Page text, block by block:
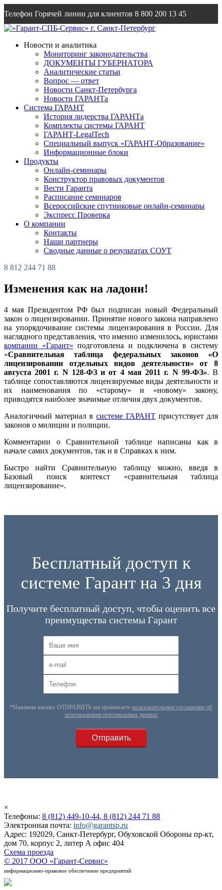
Телефон Горячей линии для клиентов 8 800 200 13 45
Emailinfo@garantsp.ru
Новости и аналитика
Мониторинг законодательства
ДОКУМЕНТЫ ГУБЕРНАТОРА
Аналитические статьи
Вопрос — ответ
Новости Санкт-Петербурга
Новости ГАРАНТа
Система ГАРАНТ
История лидерства ГАРАНТа
Комплекты системы ГАРАНТ
ГАРАНТ-LegalTech
Специальный выпуск «ГАРАНТ-Образование»
Информационные блоки
Продукты
Онлайн-семинары
Конструктор правовых документов
Вести Гаранта
Расписание семинаров
Всероссийские спутниковые онлайн-семинары
Экспресс Проверка
О компании
Контакты
Наши партнеры
Сводные данные о результатах СОУТ
8 812 244 71 88
Изменения как на ладони!
4 мая Президентом РФ был подписан новый Федеральный
закон о лицензировании. Принятие нового закона направлено
на упорядочивание системы лицензирования в России. Для
наглядного представления, что именно изменилось, юристами
компании «Гарант» подготовлена и подключена в систему
«Сравнительная таблица федеральных законов «О
лицензировании отдельных видов деятельности» от 8
августа 2001 г. N 128-ФЗ и от 4 мая 2011 г. N 99-ФЗ». В
таблице сопоставляются лицензируемые виды деятельности и
их наименования по «старому» и «новому» закону,
приводятся наиболее значимые отличия двух документов.
Аналогичный материал в системе ГАРАНТ присутствует для
законов о милиции и полиции.
Комментарии о Сравнительной таблице написаны как в
начале самих документов, так и в Справках к ним.
Быстро найти Сравнительную таблицу можно, введя в
Базовый поиск контекст «сравнительная таблица
лицензирование».
Бесплатный доступ к
системе Гарант на 3 дня
Получите бесплатный доступ, чтобы оценить все
преимущества системы Гарант
*Нажимая кнопку ОТПРАВИТЬ вы принимаете пользовательское соглашение об
использовании персональных данных
×
Телефоны: 8 (812) 449-10-44, 8 (812) 244 71 88
Электронная почта: info@garantsp.ru
Адрес: 192029, Санкт-Петербург, Обуховской Обороны пр-кт,
дом 70, корпус 2, литер А офис 404
Схема проезда
© 2017 ООО «Гарант-Сервис»
информационно-правовое обеспечение предприятий